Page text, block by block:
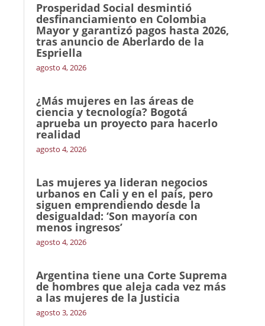
Prosperidad Social desmintió
desfinanciamiento en Colombia
Mayor y garantizó pagos hasta 2026,
tras anuncio de Aberlardo de la
Espriella
agosto 4, 2026
¿Más mujeres en las áreas de
ciencia y tecnología? Bogotá
aprueba un proyecto para hacerlo
realidad
agosto 4, 2026
Las mujeres ya lideran negocios
urbanos en Cali y en el país, pero
siguen emprendiendo desde la
desigualdad: ‘Son mayoría con
menos ingresos’
agosto 4, 2026
Argentina tiene una Corte Suprema
de hombres que aleja cada vez más
a las mujeres de la Justicia
agosto 3, 2026